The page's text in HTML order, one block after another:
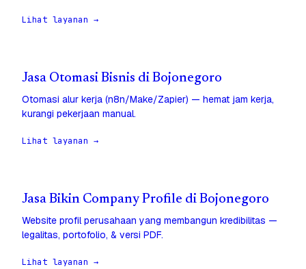
Lihat layanan →
Jasa Otomasi Bisnis di Bojonegoro
Otomasi alur kerja (n8n/Make/Zapier) — hemat jam kerja,
kurangi pekerjaan manual.
Lihat layanan →
Jasa Bikin Company Profile di Bojonegoro
Website profil perusahaan yang membangun kredibilitas —
legalitas, portofolio, & versi PDF.
Lihat layanan →